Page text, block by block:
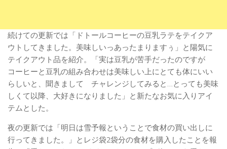
続けての更新では「ドトールコーヒーの豆乳ラテをテイクア
ウトしてきました。美味しいっあったまりますぅ」と陽気に
テイクアウト品を紹介。「実は豆乳が苦手だったのですが
コーヒーと豆乳の組み合わせは美味しい上にとても体にいい
らしいと、聞きまして チャレンジしてみると…とっても美味
しくて以降、大好きになりました」と新たなお気に入りアイ
テムとした。
夜の更新では「明日は雪予報ということで食材の買い出しに
行ってきました。」とレジ袋2袋分の食材を購入したことを報